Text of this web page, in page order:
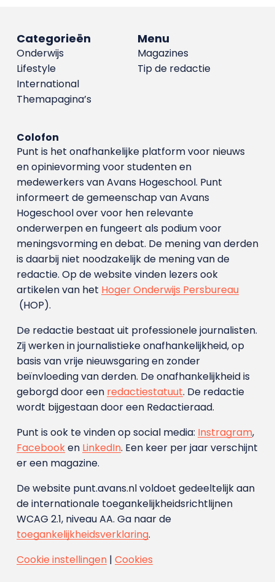
Menu
Magazines
Tip de redactie
Categorieën
Onderwijs
Lifestyle
International
Themapagina’s
Colofon
Punt is het onafhankelijke platform voor nieuws
en opinievorming voor studenten en
medewerkers van Avans Hoge­school. Punt
informeert de gemeenschap van Avans
Hogeschool over voor hen relevante
onderwerpen en fungeert als podium voor
meningsvorming en debat. De mening van derden
is daarbij niet noodzakelijk de mening van de
redactie. Op de website vinden lezers ook
artikelen van het Hoger Onderwijs Persbureau
(HOP).
De redactie bestaat uit professionele journalisten.
Zij werken in journalistieke onafhankelijkheid, op
basis van vrije nieuwsgaring en zonder
beïnvloeding van derden. De onafhankelijkheid is
geborgd door een redactiestatuut. De redactie
wordt bijgestaan door een Redactieraad.
Punt is ook te vinden op social media: Instragram,
Facebooken LinkedIn. Een keer per jaar verschijnt
er een magazine.
De website punt.avans.nl voldoet gedeeltelijk aan
de internationale toegankelijkheidsrichtlijnen
WCAG 2.1, niveau AA. Ga naar de
toegankelijkheidsverklaring.
Cookie instellingen| Cookies